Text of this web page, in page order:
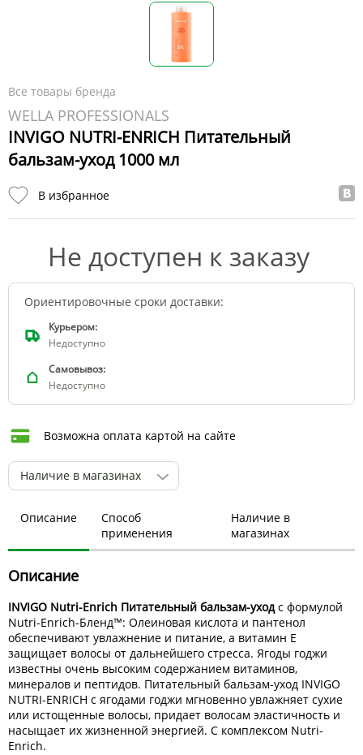
Все товары бренда
WELLA PROFESSIONALS
INVIGO NUTRI-ENRICH Питательный
бальзам-уход 1000 мл
В избранное
Не доступен к заказу
Ориентировочные сроки доставки:
Курьером:
Недоступно
Самовывоз:
Недоступно
Возможна оплата картой на сайте
Наличие в магазинах
Описание
Способ
применения
Наличие в
магазинах
Описание
INVIGO Nutri-Enrich Питательный бальзам-уходс формулой
Nutri-Enrich-Бленд™: Олеиновая кислота и пантенол
обеспечивают увлажнение и питание, а витамин Е
защищает волосы от дальнейшего стресса. Ягоды годжи
известны очень высоким содержанием витаминов,
минералов и пептидов. Питательный бальзам-уход INVIGO
NUTRI-ENRICH с ягодами годжи мгновенно увлажняет сухие
или истощенные волосы, придает волосам эластичность и
насыщает их жизненной энергией. С комплексом Nutri-
Enrich.